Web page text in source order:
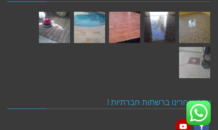
עקבו אחרינו ברשתות חברתיות !